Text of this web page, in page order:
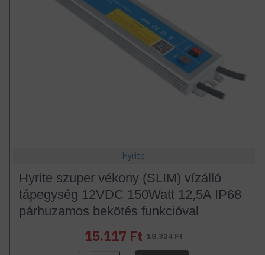
Hyrite
Hyrite szuper vékony (SLIM) vízálló
tápegység 12VDC 150Watt 12,5A IP68
párhuzamos bekötés funkcióval
15.117 Ft 18.324 Ft